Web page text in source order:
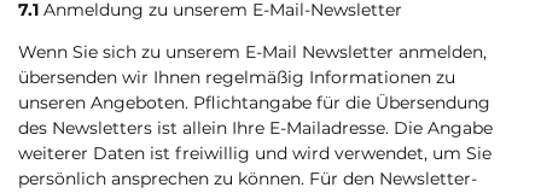
7.1 Anmeldung zu unserem E-Mail-Newsletter
Wenn Sie sich zu unserem E-Mail Newsletter anmelden,
übersenden wir Ihnen regelmäßig Informationen zu
unseren Angeboten. Pflichtangabe für die Übersendung
des Newsletters ist allein Ihre E-Mailadresse. Die Angabe
weiterer Daten ist freiwillig und wird verwendet, um Sie
persönlich ansprechen zu können. Für den Newsletter-